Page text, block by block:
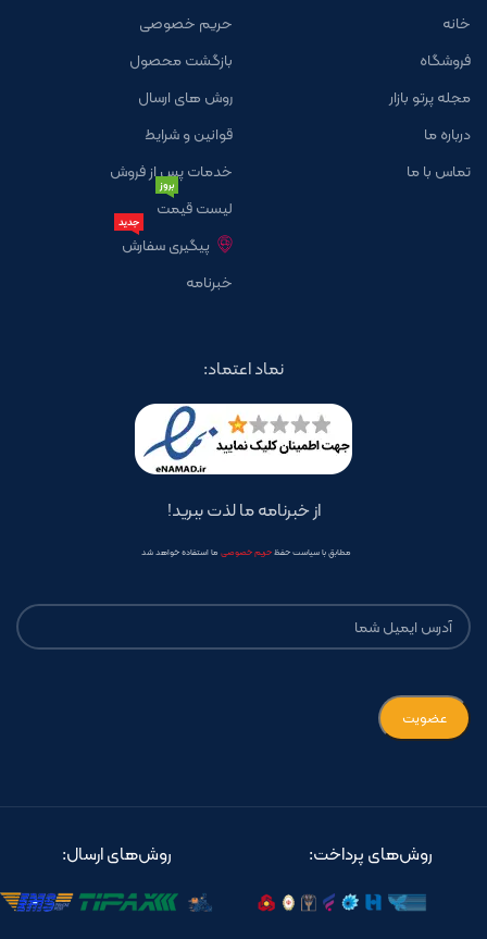
خانه
فروشگاه
مجله پرتو بازار
درباره ما
تماس با ما
حریم خصوصی
بازگشت محصول
روش های ارسال
قوانین و شرایط
خدمات پس از فروش
لیست قیمت
بروز
پیگیری سفارش
جدید
خبرنامه
نماد اعتماد:
از خبرنامه ما لذت ببرید!
مطابق با سیاست حفظحریم خصوصی ما استفاده خواهد شد
روش‌های پرداخت: روش‌های ارسال: